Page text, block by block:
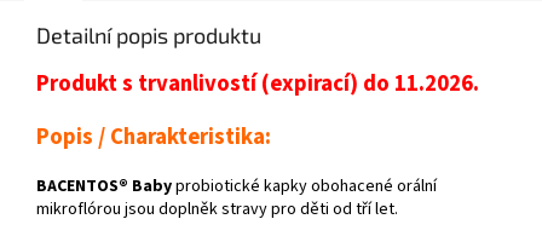
Detailní popis produktu
Produkt s trvanlivostí (expirací) do 11.2026.
Popis / Charakteristika:
BACENTOS® Babyprobiotické kapky obohacené orální
mikroflórou jsou doplněk stravy pro děti od tří let.